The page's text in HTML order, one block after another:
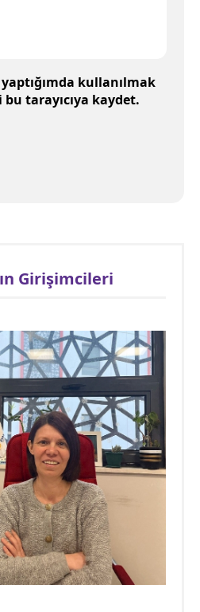
kullanılmak
tarayıcıya kaydet.
Girişimcileri